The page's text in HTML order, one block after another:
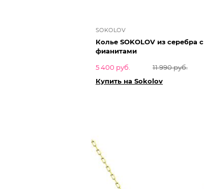
SOKOLOV
Колье SOKOLOV из серебра с
фианитами
5 400 руб.
11 990 руб.
Купить на Sokolov